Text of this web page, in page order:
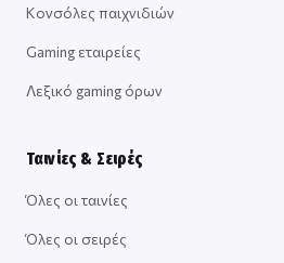
Κονσόλες παιχνιδιών
Gaming εταιρείες
Λεξικό gaming όρων
Ταινίες & Σειρές
Όλες οι ταινίες
Όλες οι σειρές